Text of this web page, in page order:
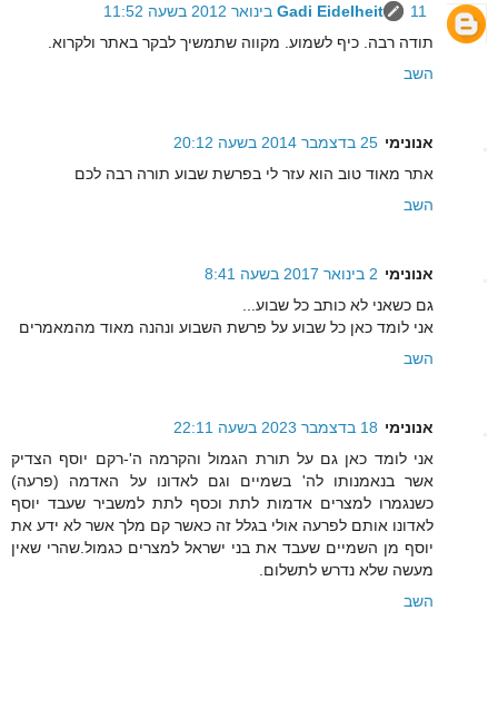
Gadi Eidelheit
11 בינואר 2012 בשעה 11:52
תודה רבה. כיף לשמוע. מקווה שתמשיך לבקר באתר ולקרוא.
השב
אנונימי 25 בדצמבר 2014 בשעה 20:12
אתר מאוד טוב הוא עזר לי בפרשת שבוע תורה רבה לכם
השב
אנונימי 2 בינואר 2017 בשעה 8:41
גם כשאני לא כותב כל שבוע...
אני לומד כאן כל שבוע על פרשת השבוע ונהנה מאוד מהמאמרים
השב
אנונימי 18 בדצמבר 2023 בשעה 22:11
אני לומד כאן גם על תורת הגמול והקרמה ה'-רקם יוסף הצדיק
אשר בנאמנותו לה' בשמיים וגם לאדונו על האדמה (פרעה)
כשנגמרו למצרים אדמות לתת וכסף לתת למשביר שעבד יוסף
לאדונו אותם לפרעה אולי בגלל זה כאשר קם מלך אשר לא ידע את
יוסף מן השמיים שעבד את בני ישראל למצרים כגמול.שהרי שאין
מעשה שלא נדרש לתשלום.
השב